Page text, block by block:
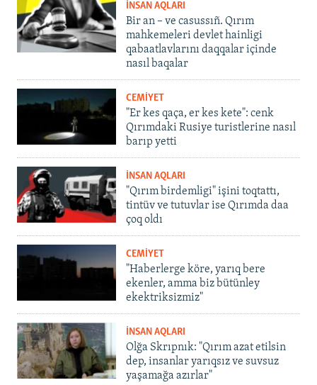
İNSAN AQLARI
Bir an – ve casussıñ. Qırım
mahkemeleri devlet hainligi
qabaatlavlarını daqqalar içinde
nasıl baqalar
CEMİYET
"Er kes qaça, er kes kete": cenk
Qırımdaki Rusiye turistlerine nasıl
barıp yetti
İNSAN AQLARI
"Qırım birdemligi" işini toqtattı,
tintüv ve tutuvlar ise Qırımda daa
çoq oldı
CEMİYET
"Haberlerge köre, yarıq bere
ekenler, amma biz bütünley
ekektriksizmiz"
İNSAN AQLARI
Olğa Skrıpnık: "Qırım azat etilsin
dep, insanlar yarıqsız ve suvsuz
yaşamağa azırlar"